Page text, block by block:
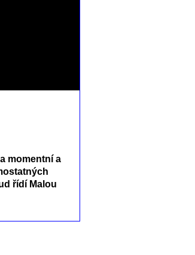
momentní a
řídí Malou